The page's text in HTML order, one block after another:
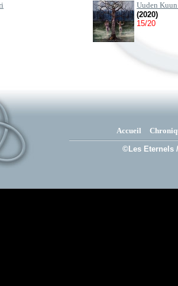
Uuden
(2020)
15/20
Accueil
©Les Eternels